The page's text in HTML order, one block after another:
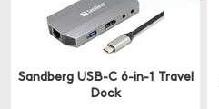
Sandberg USB-C 6-in-1 Travel
Dock